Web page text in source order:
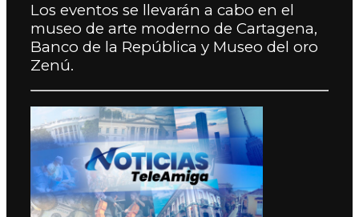
Los eventos se llevarán a cabo en el
museo de arte moderno de Cartagena,
Banco de la República y Museo del oro
Zenú.